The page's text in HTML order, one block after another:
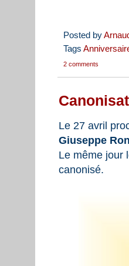
Posted by
Tags
2 comments
Le 27 avril
Giuseppe
Le même jour
canonisé.